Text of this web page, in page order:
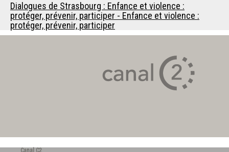
Dialogues de Strasbourg : Enfance et violence :
protéger, prévenir, participer - Enfance et violence :
protéger, prévenir, participer
Canal C2